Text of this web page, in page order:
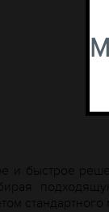
и быстрое